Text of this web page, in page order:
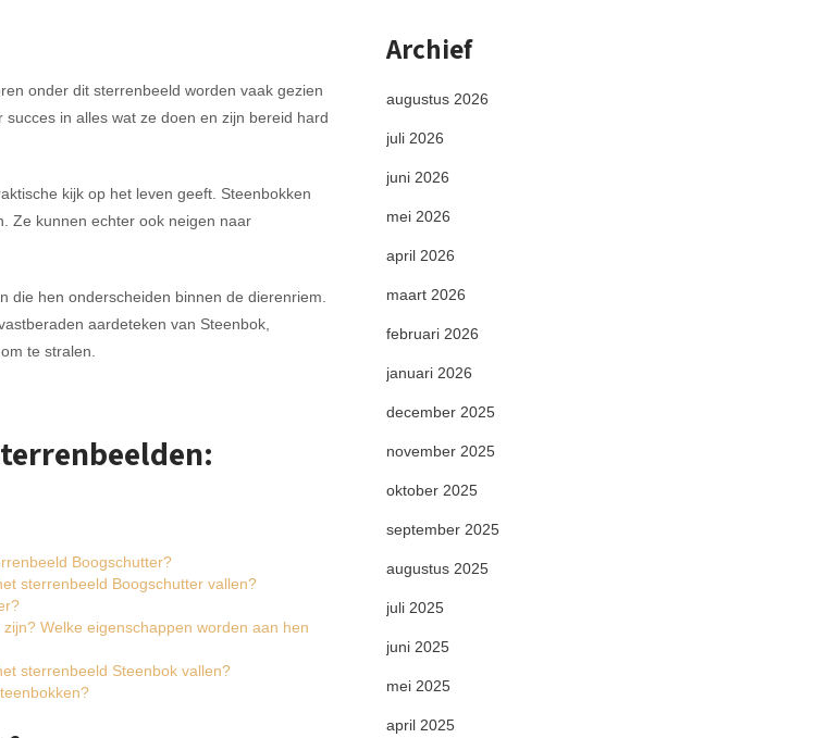
onder dit sterrenbeeld worden vaak gezien
in alles wat ze doen en zijn bereid hard
kijk op het leven geeft. Steenbokken
Ze kunnen echter ook neigen naar
die hen onderscheiden binnen de dierenriem.
aardeteken van Steenbok,
te stralen.
Boogschutter?
sterrenbeeld Boogschutter vallen?
Welke eigenschappen worden aan hen
sterrenbeeld Steenbok vallen?
Archief
augustus 2026
juli 2026
juni 2026
mei 2026
april 2026
maart 2026
februari 2026
januari 2026
december 2025
november 2025
oktober 2025
september 2025
augustus 2025
juli 2025
juni 2025
mei 2025
april 2025